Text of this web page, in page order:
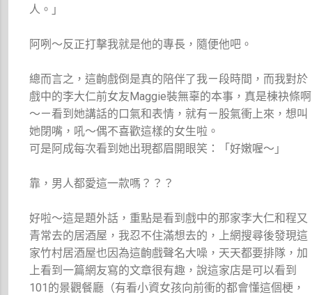
人。」
阿咧～反正打擊我就是他的專長，隨便他吧。
總而言之，這齣戲倒是真的陪伴了我ㄧ段時間，而我對於
戲中的李大仁前女友Maggie裝無辜的本事，真是棟袂條啊
～ㄧ看到她講話的口氣和表情，就有ㄧ股氣衝上來，想叫
她閉嘴，吼～偶不喜歡這樣的女生啦。
可是阿成每次看到她出現都眉開眼笑：「好嫩喔～」
靠，男人都愛這一款嗎？？？
好啦～這是題外話，重點是看到戲中的那家李大仁和程又
青常去的居酒屋，我忍不住滿想去的，上網搜尋後發現這
家竹村居酒屋也因為這齣戲聲名大噪，天天都要排隊，加
上看到一篇網友寫的文章很有趣，說這家店是可以看到
101的景觀餐廳（有看小資女孩向前衝的都會懂這個梗，